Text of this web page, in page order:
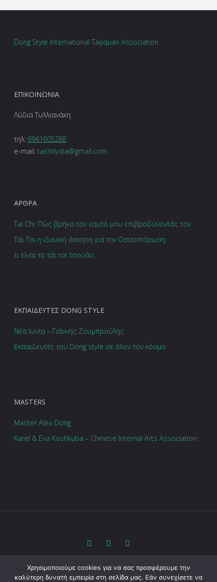
Dong Style International Taijiquan Association
ΕΠΙΚΟΙΝΩΝΊΑ
Λύδια Τυλλιανάκη
τηλ: 6941605288
e-mail: taichilydia@gmail.com
ΆΡΘΡΑ
Tai Chi: Πώς βρήκα τον εαυτό μου επιβραδύνοντάς τον
Τάι Τσι η ιδανική άσκηση για την Οστεοπόρωση
τι είναι το τάι τσι τσουάν;
EΚΠΑΙΔΕΥΤΈΣ DONG STYLE
Νέα Ιωνία – Γιάννης Ζουμπρούλης
Εκπαιδευτές του Dong style σε όλον τον κόσμο
MASTERS
Master Alex Dong
Karel & Eva Koshkuba – Chinese Internal Arts Association
taichi.gr©2020 created by Nikoletta Serra
Χρησιμοποιούμε cookies για να σας προσφέρουμε την
καλύτερη δυνατή εμπειρία στη σελίδα μας. Εάν συνεχίσετε να